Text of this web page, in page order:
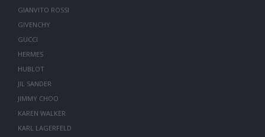
GIANVITO ROSSI
GIVENCHY
GUCCI
HERMES
HUBLOT
JIL SANDER
JIMMY CHOO
KAREN WALKER
KARL LAGERFELD